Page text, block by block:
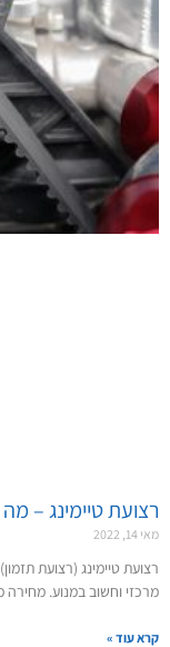
רצועת טיימינג –
מאי 14, 2022
רצועת טיימינג (רצועת
מרכזי וחשוב במנוע.
קרא עוד »